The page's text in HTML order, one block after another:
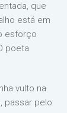
que
está em
esforço
poeta
vulto na
passar pelo